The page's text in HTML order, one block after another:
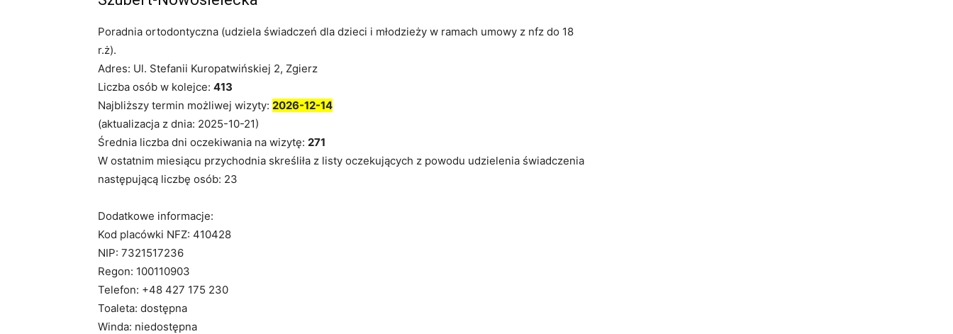
Poradnia ortodontyczna (udziela świadczeń dla dzieci i młodzieży w ramach umowy z nfz do 18
r.ż).
Adres: Ul. Stefanii Kuropatwińskiej 2, Zgierz
Liczba osób w kolejce: 413
Najbliższy termin możliwej wizyty: 2026-12-14
(aktualizacja z dnia: 2025-10-21)
Średnia liczba dni oczekiwania na wizytę: 271
W ostatnim miesiącu przychodnia skreśliła z listy oczekujących z powodu udzielenia świadczenia
następującą liczbę osób: 23
Dodatkowe informacje:
Kod placówki NFZ: 410428
NIP: 7321517236
Regon: 100110903
Telefon: +48 427 175 230
Toaleta: dostępna
Winda: niedostępna